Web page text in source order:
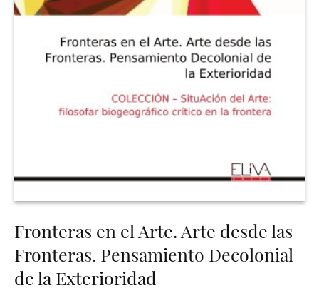
Fronteras en el Arte. Arte desde las
Fronteras. Pensamiento Decolonial
de la Exterioridad